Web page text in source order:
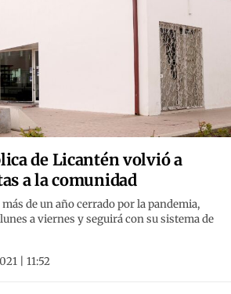
de Licantén volvió a
a la comunidad
de un año cerrado por la pandemia,
a viernes y seguirá con su sistema de
| 11:52